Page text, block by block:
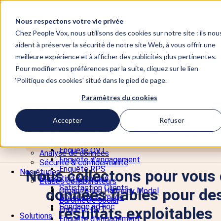
Nous respectons votre vie privée
Chez People Vox, nous utilisons des cookies sur notre site : ils
aident à préserver la sécurité de notre site Web, à vous offrir une
meilleure expérience et à afficher des publicités plus pertinentes.
Pour modifier vos préférences par la suite, cliquez sur le lien
‘Politique des cookies' situé dans le pied de page.
Paramètres du cookies
Accepter Refuser
Skip to content
📞 +33 5 82 95 56 50
Site Vote électronique
Fermer
Pourquoi People Vox ?
Conseil & Accompagnement
Collecte de données
Analyse de données
Sécurité & confidentialité
Nos études
Etudes collaborateurs
Organization Harmony Model
Enquête QVT
Enquête d'engagement
Enquête RPS
Marketing & Opinion
Satisfaction Clients
Notoriété & Image
Sondage ad hoc
Solutions
Pourquoi People Vox ?
Conseil & Accompagnement
Analyse de données
Sécurité & confidentialité
Nos études
Etudes collaborateurs
Organization Harmony Model
Baromètre social
Enquête QVT
Enquête d'engagement
Demander un devis
Nous collectons pour vous
données fiables pour
résultats exploitables